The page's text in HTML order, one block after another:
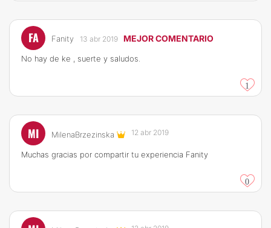
FA Fanity 13 abr 2019 MEJOR COMENTARIO
No hay de ke , suerte y saludos.
1
MI MilenaBrzezinska 12 abr 2019
Muchas gracias por compartir tu experiencia Fanity
0